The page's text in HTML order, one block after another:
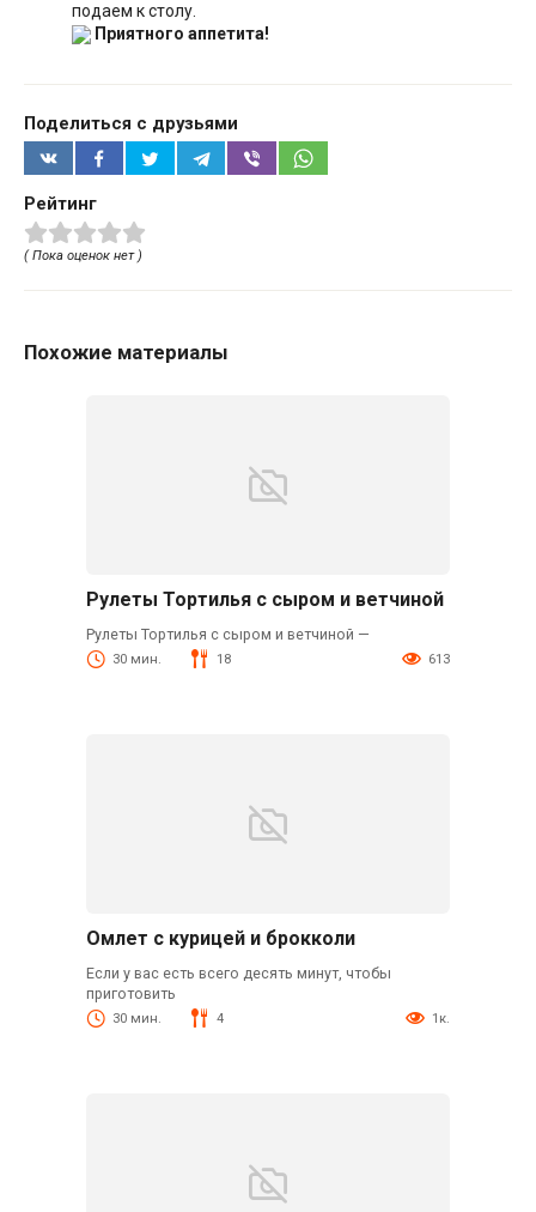
подаем к столу.
Приятного аппетита!
Поделиться с друзьями
Рейтинг
( Пока оценок нет )
Похожие материалы
Рулеты Тортилья с сыром и ветчиной
Рулеты Тортилья с сыром и ветчиной —
30 мин. 18 613
Омлет с курицей и брокколи
Если у вас есть всего десять минут, чтобы
приготовить
30 мин. 4 1к.